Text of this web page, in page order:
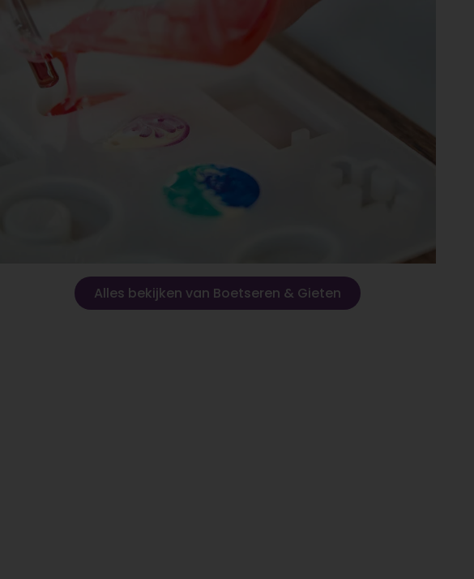
Alles bekijken van Boetseren & Gieten